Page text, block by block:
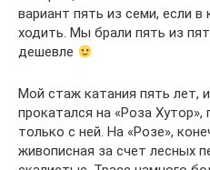
вариант пять из семи, если в
ходить. Мы брали пять из
дешевле
Мой стаж катания пять лет,
прокатался на «Роза Хутор»,
только с ней. На «Розе»,
живописная за счет лесных